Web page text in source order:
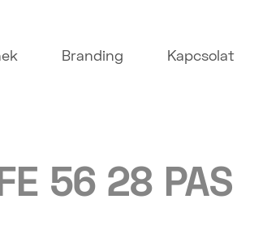
Branding Kapcsolat
56 28 PAS